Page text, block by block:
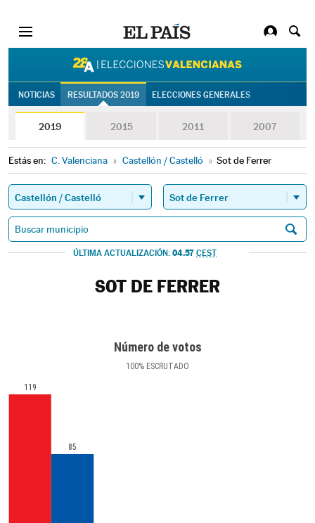
NOTICIAS RESULTADOS 2019 ELECCIONES GENERALES
2019 2015 2011 2007
Estás en: C. Valenciana » Castellón / Castelló » Sot de Ferrer
ÚLTIMA ACTUALIZACIÓN: 04.57 CEST
SOT DE FERRER
Número de votos
100% ESCRUTADO
119
85